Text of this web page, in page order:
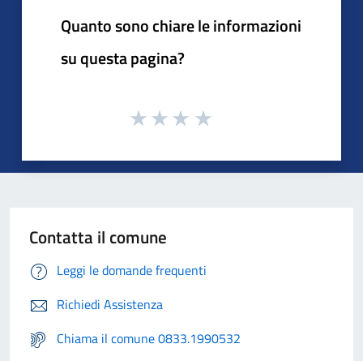
Quanto sono chiare le informazioni
su questa pagina?
Contatta il comune
Leggi le domande frequenti
Richiedi Assistenza
Chiama il comune 0833.1990532